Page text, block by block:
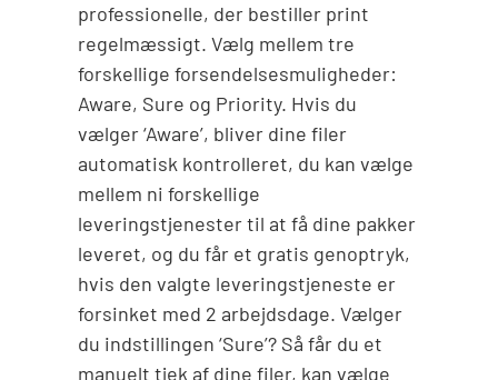
professionelle, der bestiller print
regelmæssigt. Vælg mellem tre
forskellige forsendelsesmuligheder:
Aware, Sure og Priority. Hvis du
vælger ‘Aware’, bliver dine filer
automatisk kontrolleret, du kan vælge
mellem ni forskellige
leveringstjenester til at få dine pakker
leveret, og du får et gratis genoptryk,
hvis den valgte leveringstjeneste er
forsinket med 2 arbejdsdage. Vælger
du indstillingen ‘Sure’? Så får du et
manuelt tjek af dine filer, kan vælge